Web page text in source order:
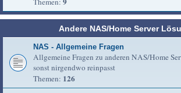
Andere NAS/Home Server
NAS - Allgemeine Fragen
Allgemeine Fragen zu anderen NAS/Home
sonst nirgendwo reinpasst
Themen: 126